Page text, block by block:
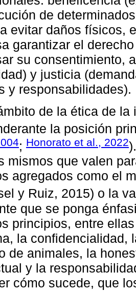
de
evitar daños físicos,
garantizar el
su consentimiento,
y justicia
y responsabilidades).
de la ética de
la posición
; Honorato et al., 2022
mismos que valen
agregados como el
y Ruiz, 2015) o la
que se ponga
principios, entre
la confidencialidad,
de animales, la
y la
cómo sucede, que